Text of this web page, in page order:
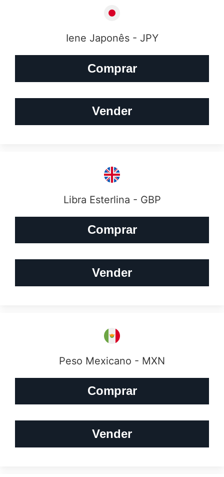
Iene Japonês - JPY
Comprar
Vender
Libra Esterlina - GBP
Comprar
Vender
Peso Mexicano - MXN
Comprar
Vender